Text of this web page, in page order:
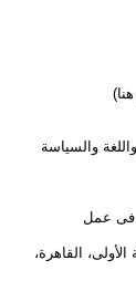
والسياسة
فى عمل
القاهرة،